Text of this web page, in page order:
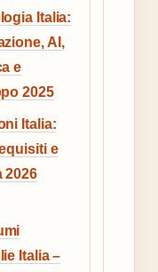
Italia:
AI,
e
2025
Italia:
e
2026
Italia –